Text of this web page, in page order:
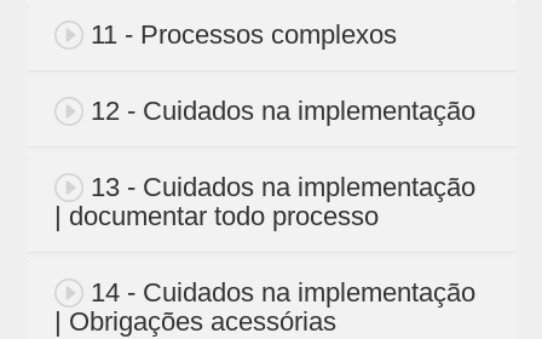
11 - Processos complexos
12 - Cuidados na implementação
13 - Cuidados na implementação
| documentar todo processo
14 - Cuidados na implementação
| Obrigações acessórias